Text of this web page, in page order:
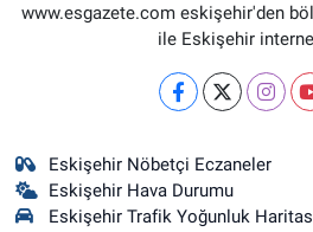
www.esgazete.com eskişehir'den
ile Eskişehir
Eskişehir Nöbetçi Eczaneler
Eskişehir Hava Durumu
Eskişehir Trafik Yoğunluk